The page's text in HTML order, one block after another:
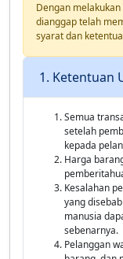
Dengan melakukan
dianggap telah
syarat dan
1. Ketentuan
Semua
setelah
kepada
Harga
Kesalahan
yang
manusia
sebenarnya.
Pelanggan